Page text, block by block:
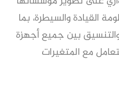
القيادة والسيطرة، بما
بين جميع أجهزة
مع المتغيرات